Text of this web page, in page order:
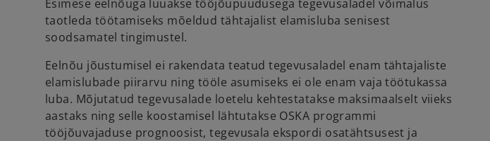
Esimese eelnõuga luuakse tööjõupuudusega tegevusaladel võimalus
taotleda töötamiseks mõeldud tähtajalist elamisluba senisest
soodsamatel tingimustel.
Eelnõu jõustumisel ei rakendata teatud tegevusaladel enam tähtajaliste
elamislubade piirarvu ning tööle asumiseks ei ole enam vaja töötukassa
luba. Mõjutatud tegevusalade loetelu kehtestatakse maksimaalselt viieks
aastaks ning selle koostamisel lähtutakse OSKA programmi
tööjõuvajaduse prognoosist, tegevusala ekspordi osatähtsusest ja